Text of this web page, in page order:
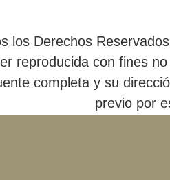
los Derechos
reproducida con fines
completa y su
previo por